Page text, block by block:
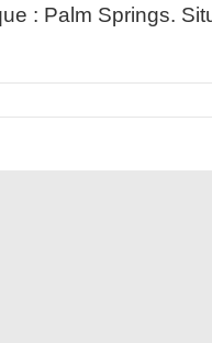
: Palm Springs.